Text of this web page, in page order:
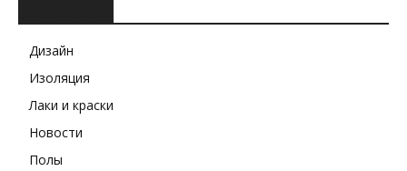
Дизайн
Изоляция
Лаки и краски
Новости
Полы